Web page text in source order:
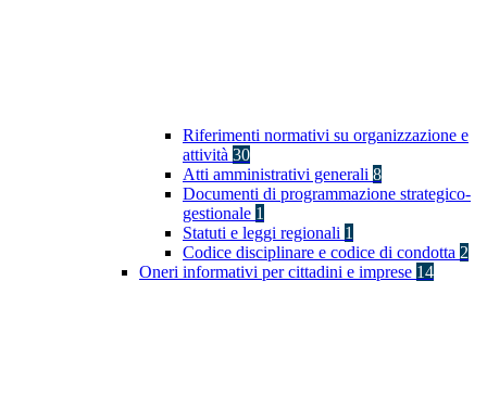
Riferimenti normativi su organizzazione e
attività 30
Atti amministrativi generali 8
Documenti di programmazione strategico-
gestionale 1
Statuti e leggi regionali 1
Codice disciplinare e codice di condotta 2
Oneri informativi per cittadini e imprese 14